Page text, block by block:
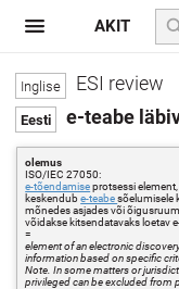
ESI review
e-teabe
olemus
ISO/IEC 27050:
e-tõendamiseprotsessi
keskendube-teabesõelumisele
mõnedes asjades või
võidakse kitsendatavaks loetav
=
element of an electronic
information based on specific
Note. In some matters or
privileged can be excluded from
AKIT